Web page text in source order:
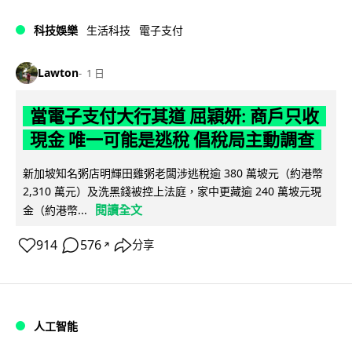
科技娛樂 生活科技 電子支付
Lawton 1 日
當電子支付大行其道 屈穎妍: 商戶只收
現金 唯一可能是逃稅 倡稅局主動調查
新加坡知名粥店明輝田雞粥老闆涉逃稅逾 380 萬坡元（約港幣
2,310 萬元）及洗黑錢被控上法庭，家中更藏逾 240 萬坡元現
金（約港幣...
閱讀全文
914 576 ↗ 分享
人工智能